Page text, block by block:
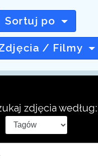
Sortuj po
/ Filmy
zdjęcia według: